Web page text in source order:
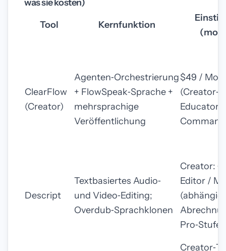
was sie kosten)
Tool
Kernfunktion
ClearFlow
(Creator)
Agenten‑Orchestrierung
+ FlowSpeak‑Sprache +
mehrsprachige
Veröffentlichung
$49 /
Educator
Descript
Textbasiertes Audio‑
und Video‑Editing;
Overdub‑Sprachklonen
Creator: ~
Editor /
(abhängig